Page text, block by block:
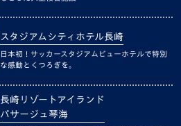
スタジアムシティホテル長崎
日本初！サッカースタジアムビューホテルで特別
な感動とくつろぎを。
長崎リゾートアイランド
パサージュ琴海